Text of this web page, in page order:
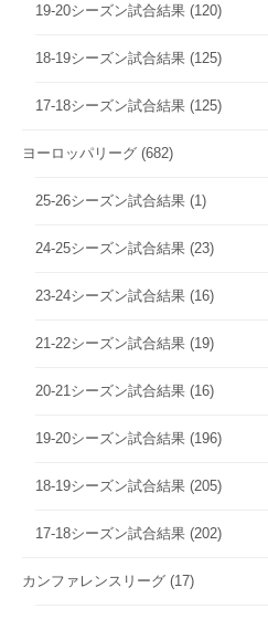
19-20シーズン試合結果 (120)
18-19シーズン試合結果 (125)
17-18シーズン試合結果 (125)
ヨーロッパリーグ (682)
25-26シーズン試合結果 (1)
24-25シーズン試合結果 (23)
23-24シーズン試合結果 (16)
21-22シーズン試合結果 (19)
20-21シーズン試合結果 (16)
19-20シーズン試合結果 (196)
18-19シーズン試合結果 (205)
17-18シーズン試合結果 (202)
カンファレンスリーグ (17)